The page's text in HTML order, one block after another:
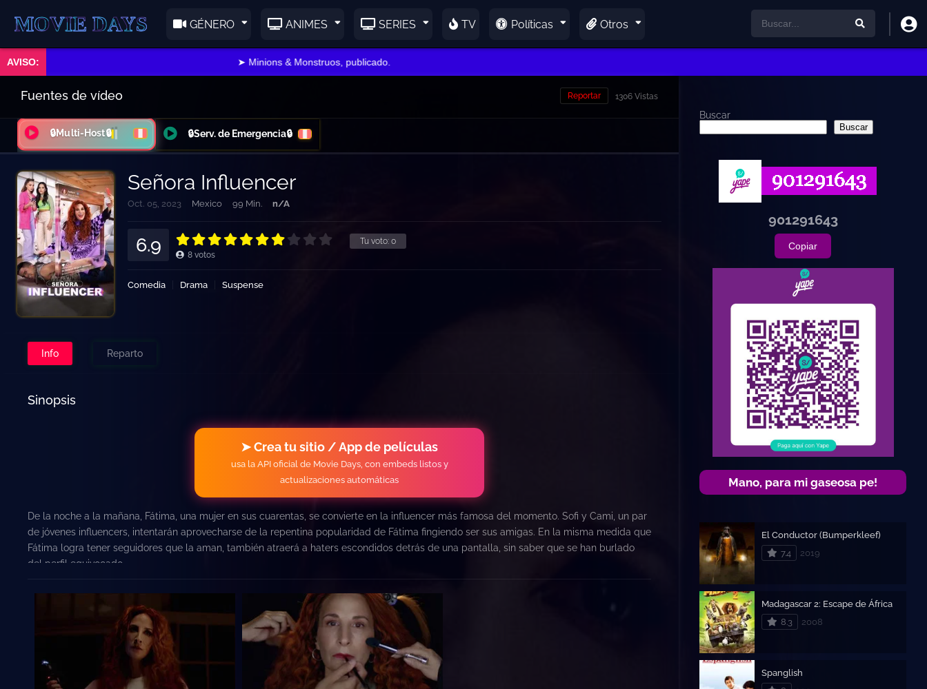
DAYS GÉNERO ANIMES SERIES TV Políticas Otros
➤ Minions & Monstruos, publicado.
Fuentes de vídeo 1306 Vistas
Reportar
🔒Multi-Host🔒 🔒Serv. de Emergencia🔒
Señora Influencer
Oct. 05, 2023 Mexico 99 Min. n/A
Tu voto: 0
6.9 8 votos
Comedia Drama Suspense
Info Reparto
Sinopsis
➤ Crea tu sitio / App de películas
usa la API oficial de Movie Days, con embeds listos y
actualizaciones automáticas
De la noche a la mañana, Fátima, una mujer en sus cuarentas, se convierte en la influencer más famosa del momento. Sofi y Cami, un par
de jóvenes influencers, intentarán aprovecharse de la repentina popularidad de Fátima fingiendo ser sus amigas. En la misma medida que
Fátima logra tener seguidores que la aman, también atraerá a haters escondidos detrás de una pantalla, sin saber que se han burlado
del perfil equivocado.
Buscar
Buscar
901291643
Copiar
Mano, para mi gaseosa pe!
El Conductor (Bumperkleef)
7.4
2019
Madagascar 2: Escape de África
8.3
2008
Spanglish